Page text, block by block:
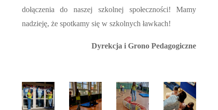
dołączenia do naszej szkolnej społeczności! Mamy
nadzieję, że spotkamy się w szkolnych ławkach!
Dyrekcja i Grono Pedagogiczne